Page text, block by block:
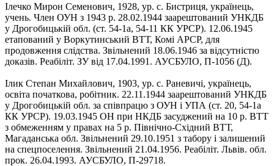
Ілечко Мирон Семенович, 1928, ур. с. Бистриця, українець,
учень. Член ОУН з 1943 р. 28.02.1944 заарештований УНКДБ
у Дрогобицькій обл. (ст. 54-1а, 54-11 КК УРСР). 12.06.1945
етапований у Воркутинський ВТТ, Комі АРСР, для
продовження слідства. Звільнений 18.06.1946 за відсутністю
доказів. Реабіліт. ЗУ від 17.04.1991. АУСБУЛО, П-1056 (Д).
Ілик Степан Михайлович, 1903, ур. с. Раневичі, українець,
освіта початкова, робітник. 22.11.1944 заарештований УНКДБ
у Дрогобицькій обл. за співпрацю з ОУН і УПА (ст. 20, 54-1а
КК УРСР). 19.03.1945 ОН при НКДБ засуджений на 10 р. ВТТ
з обмеженням у правах на 5 р. Північно-Східний ВТТ,
Магаданська обл. Звільнений 29.10.1951 з табору і залишений
на спецпоселення. Звільнений 21.04.1956. Реабіліт. Львів. обл.
прок. 26.04.1993. АУСБУЛО, П-29718.